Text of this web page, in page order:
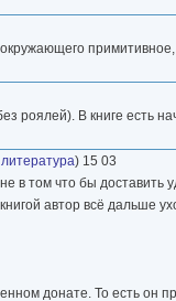
роялей). В книге есть
) 15 03
том что бы доставить
автор всё дальше
донате. То есть он